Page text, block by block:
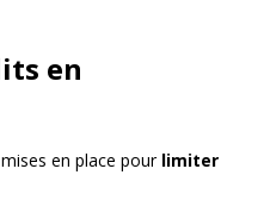
en
en place pour limiter